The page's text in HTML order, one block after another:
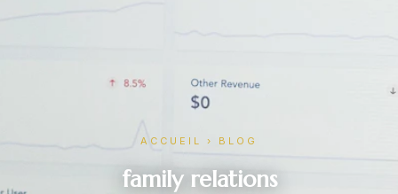
ACCUEIL › BLOG
family relations